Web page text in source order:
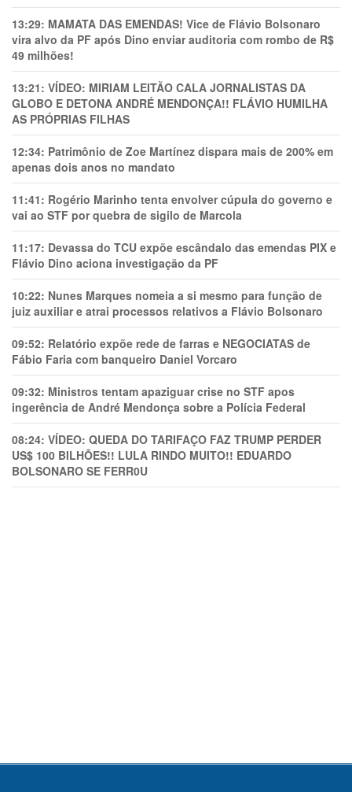
13:29: MAMATA DAS EMENDAS! Vice de Flávio Bolsonaro
vira alvo da PF após Dino enviar auditoria com rombo de R$
49 milhões!
13:21: VÍDEO: MIRIAM LEITÃO CALA JORNALISTAS DA
GLOBO E DETONA ANDRÉ MENDONÇA!! FLÁVIO HUMILHA
AS PRÓPRIAS FILHAS
12:34: Patrimônio de Zoe Martínez dispara mais de 200% em
apenas dois anos no mandato
11:41: Rogério Marinho tenta envolver cúpula do governo e
vai ao STF por quebra de sigilo de Marcola
11:17: Devassa do TCU expõe escândalo das emendas PIX e
Flávio Dino aciona investigação da PF
10:22: Nunes Marques nomeia a si mesmo para função de
juiz auxiliar e atrai processos relativos a Flávio Bolsonaro
09:52: Relatório expõe rede de farras e NEGOCIATAS de
Fábio Faria com banqueiro Daniel Vorcaro
09:32: Ministros tentam apaziguar crise no STF apos
ingerência de André Mendonça sobre a Polícia Federal
08:24: VÍDEO: QUEDA DO TARIFAÇO FAZ TRUMP PERDER
US$ 100 BILHÕES!! LULA RINDO MUITO!! EDUARDO
BOLSONARO SE FERR0U